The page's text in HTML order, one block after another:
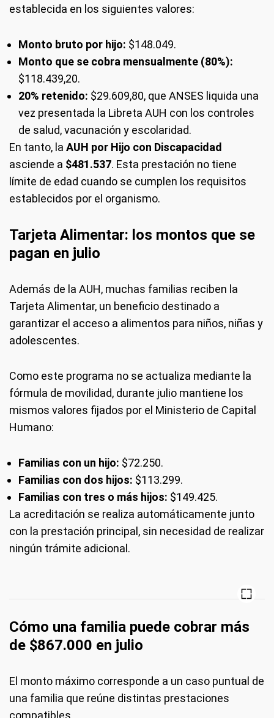
establecida en los siguientes valores:
Monto bruto por hijo: $148.049.
Monto que se cobra mensualmente (80%):
$118.439,20.
20% retenido: $29.609,80, que ANSES liquida una
vez presentada la Libreta AUH con los controles
de salud, vacunación y escolaridad.
En tanto, la AUH por Hijo con Discapacidad
asciende a $481.537. Esta prestación no tiene
límite de edad cuando se cumplen los requisitos
establecidos por el organismo.
Tarjeta Alimentar: los montos que se
pagan en julio
Además de la AUH, muchas familias reciben la
Tarjeta Alimentar, un beneficio destinado a
garantizar el acceso a alimentos para niños, niñas y
adolescentes.
Como este programa no se actualiza mediante la
fórmula de movilidad, durante julio mantiene los
mismos valores fijados por el Ministerio de Capital
Humano:
Familias con un hijo: $72.250.
Familias con dos hijos: $113.299.
Familias con tres o más hijos: $149.425.
La acreditación se realiza automáticamente junto
con la prestación principal, sin necesidad de realizar
ningún trámite adicional.
Cómo una familia puede cobrar más
de $867.000 en julio
El monto máximo corresponde a un caso puntual de
una familia que reúne distintas prestaciones
compatibles.